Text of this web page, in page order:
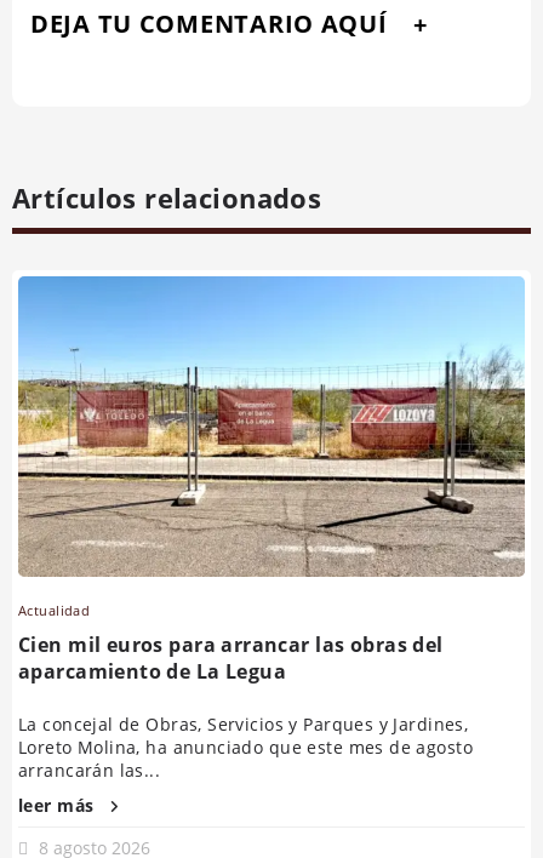
DEJA TU COMENTARIO AQUÍ
Artículos relacionados
Actualidad
Cien mil euros para arrancar las obras del
aparcamiento de La Legua
La concejal de Obras, Servicios y Parques y Jardines,
Loreto Molina, ha anunciado que este mes de agosto
arrancarán las...
leer más
8 agosto 2026